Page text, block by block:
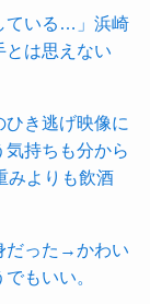
ている…」浜崎
は思えない
き逃げ映像に
気持ちも分から
みよりも飲酒
だった→かわい
もいい。